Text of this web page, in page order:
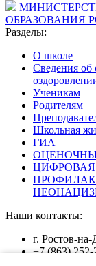
ОБРАЗОВАНИЯ
Разделы:
О школе
Сведения об
Ученикам
Родителям
Школьная
ГИА
ЦИФРОВАЯ
Наши контакты:
г. Ростов-
+7 (863) 252-